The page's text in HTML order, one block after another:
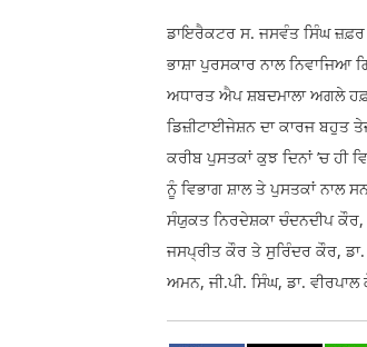
ਡਾਇਰੈਕਟਰ ਸ. ਜਸਵੰਤ ਸਿੰਘ ਜ਼ਫ਼ਰ
ਭਾਸ਼ਾ ਪੁਰਸਕਾਰ ਨਾਲ ਨਿਵਾਜਿਆ
ਅਧਾਰਤ ਐਪ ਸ਼ਬਦਮਾਲਾ ਅਗਲੇ
ਡਿਜ਼ੀਟਾਈਜੇਸ਼ਨ ਦਾ ਕਾਰਜ ਬਹੁਤ
ਕਰੀਬ ਪੁਸਤਕਾਂ ਕੁਝ ਦਿਨਾਂ ’ਚ ਹੀ
ਨੂੰ ਵਿਭਾਗ ਸ਼ਾਲ ਤੇ ਪੁਸਤਕਾਂ ਨਾਲ
ਸੰਯੁਕਤ ਨਿਰਦੇਸ਼ਕਾ ਚੰਦਨਦੀਪ
ਜਸਪ੍ਰੀਤ ਕੌਰ ਤੇ ਸੁਰਿੰਦਰ ਕੌਰ,
ਅਮਨ, ਜੀ.ਪੀ. ਸਿੰਘ, ਡਾ.